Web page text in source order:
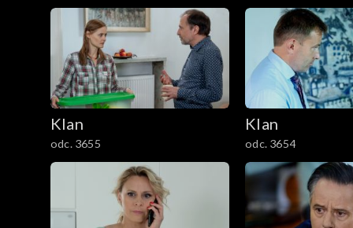
1101–1200
1001–1100
901–1000
801–900
701–800
Klan
odc. 3655
Klan
odc. 3654